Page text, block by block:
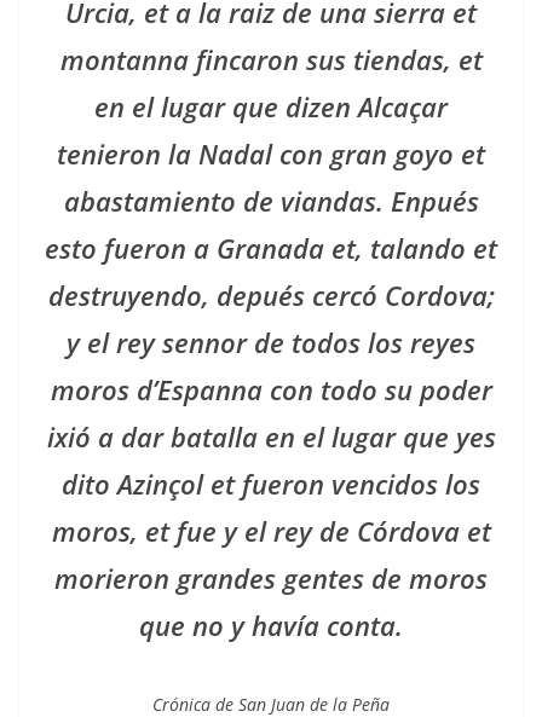
Urcia, et a la raiz de una sierra et
montanna fincaron sus tiendas, et
en el lugar que dizen Alcaçar
tenieron la Nadal con gran goyo et
abastamiento de viandas. Enpués
esto fueron a Granada et, talando et
destruyendo, depués cercó Cordova;
y el rey sennor de todos los reyes
moros d’Espanna con todo su poder
ixió a dar batalla en el lugar que yes
dito Azinçol et fueron vencidos los
moros, et fue y el rey de Córdova et
morieron grandes gentes de moros
que no y havía conta.
Crónica de San Juan de la Peña